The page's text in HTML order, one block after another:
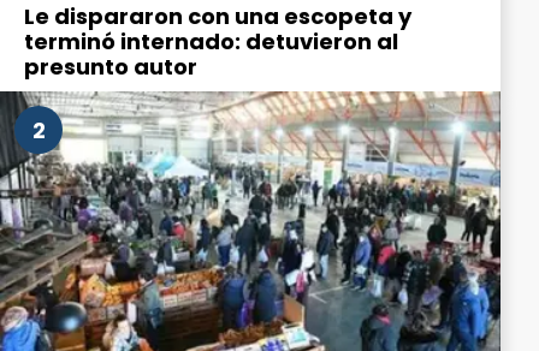
Le dispararon con una escopeta y
terminó internado: detuvieron al
presunto autor
2